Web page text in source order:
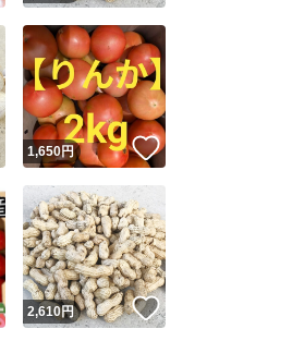
いいね！
1,650円 いいね！
いいね！
2,610円 いいね！